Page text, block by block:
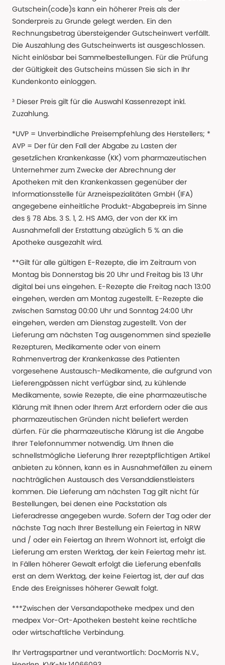
Gutschein(code)s kann ein höherer Preis als der
Sonderpreis zu Grunde gelegt werden. Ein den
Rechnungsbetrag übersteigender Gutscheinwert verfällt.
Die Auszahlung des Gutscheinwerts ist ausgeschlossen.
Nicht einlösbar bei Sammelbestellungen. Für die Prüfung
der Gültigkeit des Gutscheins müssen Sie sich in Ihr
Kundenkonto einloggen.
³ Dieser Preis gilt für die Auswahl Kassenrezept inkl.
Zuzahlung.
*UVP = Unverbindliche Preisempfehlung des Herstellers; *
AVP = Der für den Fall der Abgabe zu Lasten der
gesetzlichen Krankenkasse (KK) vom pharmazeutischen
Unternehmer zum Zwecke der Abrechnung der
Apotheken mit den Krankenkassen gegenüber der
Informationsstelle für Arzneispezialitäten GmbH (IFA)
angegebene einheitliche Produkt-Abgabepreis im Sinne
des § 78 Abs. 3 S. 1, 2. HS AMG, der von der KK im
Ausnahmefall der Erstattung abzüglich 5 % an die
Apotheke ausgezahlt wird.
**Gilt für alle gültigen E-Rezepte, die im Zeitraum von
Montag bis Donnerstag bis 20 Uhr und Freitag bis 13 Uhr
digital bei uns eingehen. E-Rezepte die Freitag nach 13:00
eingehen, werden am Montag zugestellt. E-Rezepte die
zwischen Samstag 00:00 Uhr und Sonntag 24:00 Uhr
eingehen, werden am Dienstag zugestellt. Von der
Lieferung am nächsten Tag ausgenommen sind spezielle
Rezepturen, Medikamente oder von einem
Rahmenvertrag der Krankenkasse des Patienten
vorgesehene Austausch-Medikamente, die aufgrund von
Lieferengpässen nicht verfügbar sind, zu kühlende
Medikamente, sowie Rezepte, die eine pharmazeutische
Klärung mit Ihnen oder Ihrem Arzt erfordern oder die aus
pharmazeutischen Gründen nicht beliefert werden
dürfen. Für die pharmazeutische Klärung ist die Angabe
Ihrer Telefonnummer notwendig. Um Ihnen die
schnellstmögliche Lieferung Ihrer rezeptpflichtigen Artikel
anbieten zu können, kann es in Ausnahmefällen zu einem
nachträglichen Austausch des Versanddienstleisters
kommen. Die Lieferung am nächsten Tag gilt nicht für
Bestellungen, bei denen eine Packstation als
Lieferadresse angegeben wurde. Sofern der Tag oder der
nächste Tag nach Ihrer Bestellung ein Feiertag in NRW
und / oder ein Feiertag an Ihrem Wohnort ist, erfolgt die
Lieferung am ersten Werktag, der kein Feiertag mehr ist.
In Fällen höherer Gewalt erfolgt die Lieferung ebenfalls
erst an dem Werktag, der keine Feiertag ist, der auf das
Ende des Ereignisses höherer Gewalt folgt.
***Zwischen der Versandapotheke medpex und den
medpex Vor-Ort-Apotheken besteht keine rechtliche
oder wirtschaftliche Verbindung.
Ihr Vertragspartner und verantwortlich: DocMorris N.V.,